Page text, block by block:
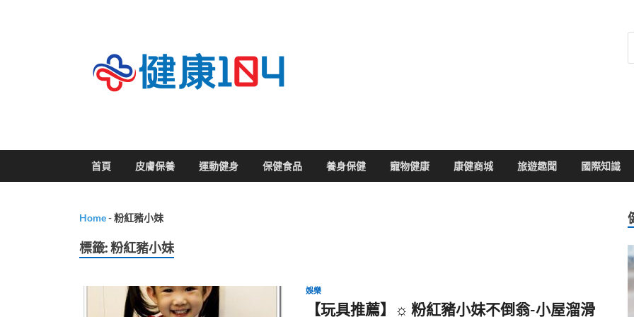
首頁 皮膚保養 運動健身 保健食品 養身保健 寵物健康 康健商城 旅遊趣聞 國際知識
Home-粉紅豬小妹
標籤:粉紅豬小妹
娛樂
【玩具推薦】☼ 粉紅豬小妹不倒翁-小屋溜滑